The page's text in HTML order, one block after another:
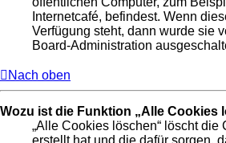
Internetcafé, befindest. Wenn
Verfügung steht, dann wurde sie
Board-Administration
Nach oben
Wozu ist die Funktion „Alle Cookies
„Alle Cookies löschen“ löscht die
erstellt hat und die dafür sorgen,